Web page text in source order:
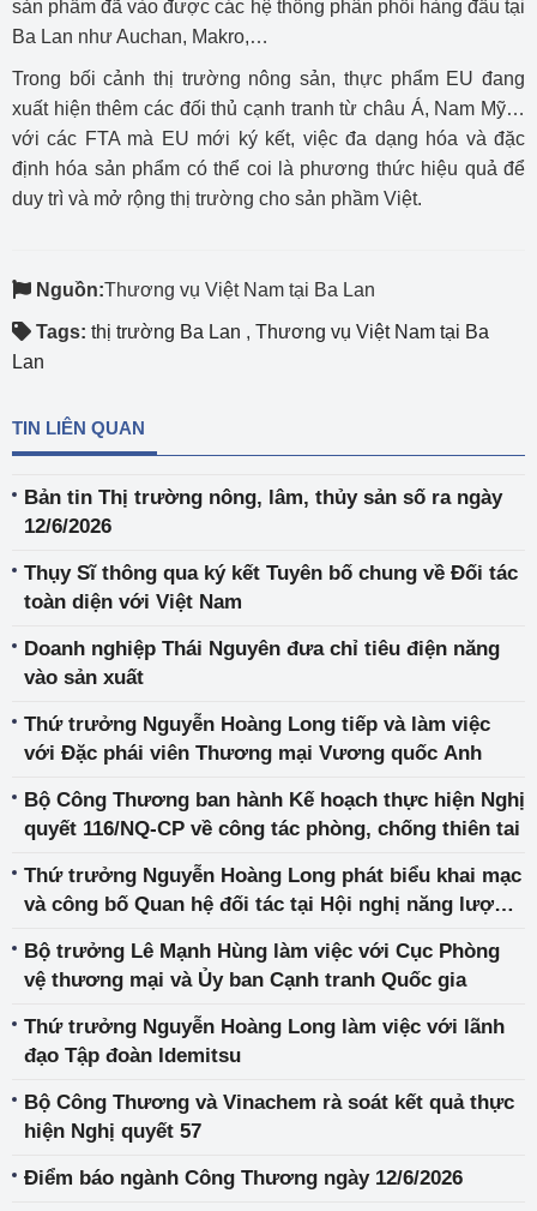
sản phẩm đã vào được các hệ thống phân phối hàng đầu tại
Ba Lan như Auchan, Makro,…
Trong bối cảnh thị trường nông sản, thực phẩm EU đang
xuất hiện thêm các đối thủ cạnh tranh từ châu Á, Nam Mỹ…
với các FTA mà EU mới ký kết, việc đa dạng hóa và đặc
định hóa sản phẩm có thể coi là phương thức hiệu quả để
duy trì và mở rộng thị trường cho sản phầm Việt.
Nguồn:Thương vụ Việt Nam tại Ba Lan
Tags: thị trường Ba Lan , Thương vụ Việt Nam tại Ba
Lan
TIN LIÊN QUAN
Bản tin Thị trường nông, lâm, thủy sản số ra ngày
12/6/2026
Thụy Sĩ thông qua ký kết Tuyên bố chung về Đối tác
toàn diện với Việt Nam
Doanh nghiệp Thái Nguyên đưa chỉ tiêu điện năng
vào sản xuất
Thứ trưởng Nguyễn Hoàng Long tiếp và làm việc
với Đặc phái viên Thương mại Vương quốc Anh
Bộ Công Thương ban hành Kế hoạch thực hiện Nghị
quyết 116/NQ-CP về công tác phòng, chống thiên tai
Thứ trưởng Nguyễn Hoàng Long phát biểu khai mạc
và công bố Quan hệ đối tác tại Hội nghị năng lượng
Bộ trưởng Lê Mạnh Hùng làm việc với Cục Phòng
vệ thương mại và Ủy ban Cạnh tranh Quốc gia
Thứ trưởng Nguyễn Hoàng Long làm việc với lãnh
đạo Tập đoàn Idemitsu
Bộ Công Thương và Vinachem rà soát kết quả thực
hiện Nghị quyết 57
Điểm báo ngành Công Thương ngày 12/6/2026